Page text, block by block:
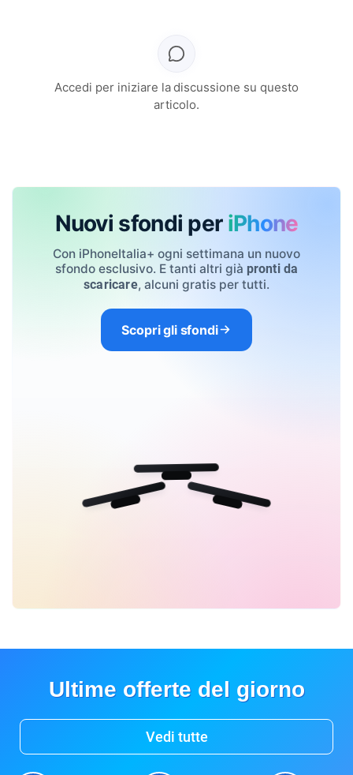
Accedi per iniziare la discussione su questo
articolo.
Nuovi sfondi per iPhone
Con iPhoneItalia+ ogni settimana un nuovo
sfondo esclusivo. E tanti altri già pronti da
scaricare, alcuni gratis per tutti.
Scopri gli sfondi
Ultime offerte del giorno
Vedi tutte